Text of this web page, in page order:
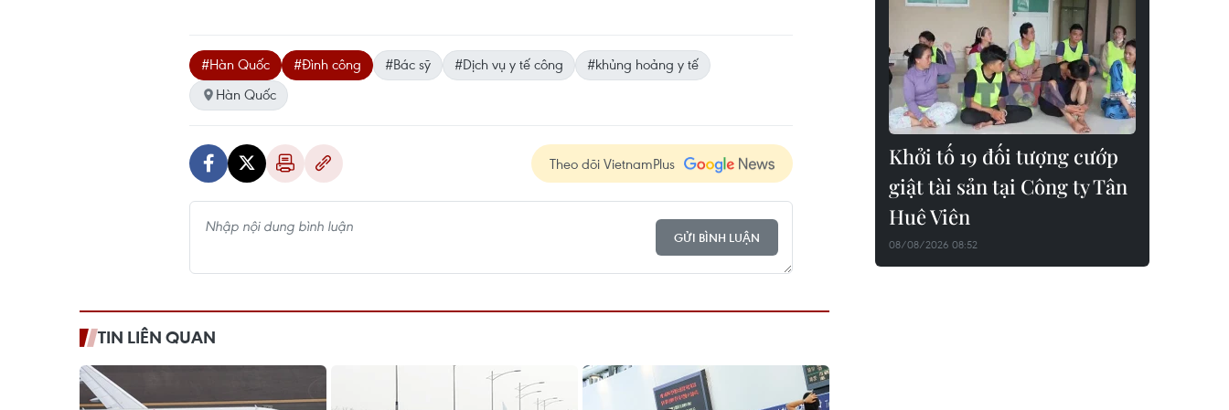
#Hàn Quốc #Đình công #Bác sỹ #Dịch vụ y tế công
#khủng hoảng y tế
Hàn Quốc
Theo dõi VietnamPlus
GỬI BÌNH LUẬN
TIN LIÊN QUAN
Khởi tố 19 đối tượng cướp
giật tài sản tại Công ty Tân
Huê Viên
08/08/2026 08:52